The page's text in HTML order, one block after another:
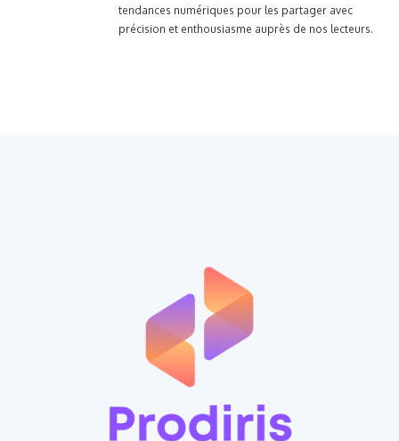
tendances numériques pour les partager avec
précision et enthousiasme auprès de nos lecteurs.